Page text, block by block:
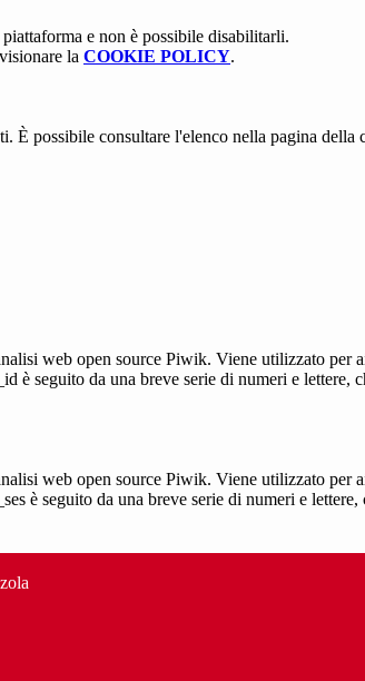
e non è possibile disabilitarli.
la COOKIE POLICY.
È possibile consultare l'elenco nella pagina della
web open source Piwik. Viene utilizzato
è seguito da una breve serie di numeri e
web open source Piwik. Viene utilizzato
è seguito da una breve serie di numeri e